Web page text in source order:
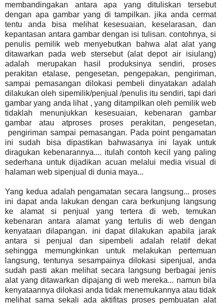
membandingakan antara apa yang dituliskan tersebut
dengan apa gambar yang di tampilkan. jika anda cermat
tentu anda bisa melihat kesesuaian, keselarasan, dan
kepantasan antara gambar dengan isi tulisan. contohnya, si
penulis pemilik web menyebutkan bahwa alat alat yang
ditawarkan pada web stersebut (alat depot air isiulang)
adalah merupakan hasil produksinya sendiri, proses
perakitan etalase, pengesetan, pengepakan, pengiriman,
sampai pemasangan dilokasi pembeli dinyatakan adalah
dilakukan oleh sipemilik/penjual /penulis itu sendiri, tapi dari
gambar yang anda lihat , yang ditampilkan oleh pemilik web
tidaklah menunjukkan kesesuaian, kebenaran gambar
gambar atau atproses proses perakitan, pengesetan,
pengiriman sampai pemasangan. Pada point pengamatan
ini sudah bisa dipastikan bahwasanya ini layak untuk
diragukan kebenarannya.... itulah contoh kecil yang paling
sederhana untuk dijadikan acuan melalui media visual di
halaman web sipenjual di dunia maya...
Yang kedua adalah pengamatan secara langsung... proses
ini dapat anda lakukan dengan cara berkunjung langsung
ke alamat si penjual yang tertera di web, temukan
kebenaran antara alamat yang tertulis di web dengan
kenyataan dilapangan. ini dapat dilakukan apabila jarak
antara si penjual dan sipembeli adalah relatif dekat
sehingga memungkinkan untuk melakukan pertemuan
langsung, tentunya sesampainya dilokasi sipenjual, anda
sudah pasti akan melihat secara langsung berbagai jenis
alat yang ditawarkan dipajang di web mereka... namun bila
kenyataannya dilokasi anda tidak menemukannya atau tidak
melihat sama sekali ada aktifitas proses pembuatan alat